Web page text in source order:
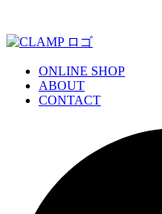
ONLINE SHOP
ABOUT
CONTACT